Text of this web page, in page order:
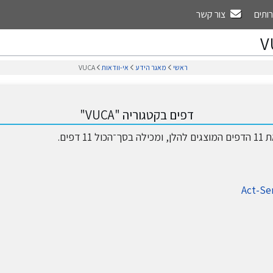
צור קשר
ראשי מאגר הידע אי-וודאות VUCA
דפים בקטגוריה "VUCA"
Act-